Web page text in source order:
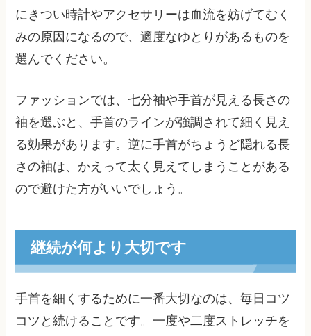
にきつい時計やアクセサリーは血流を妨げてむく
みの原因になるので、適度なゆとりがあるものを
選んでください。
ファッションでは、七分袖や手首が見える長さの
袖を選ぶと、手首のラインが強調されて細く見え
る効果があります。逆に手首がちょうど隠れる長
さの袖は、かえって太く見えてしまうことがある
ので避けた方がいいでしょう。
継続が何より大切です
手首を細くするために一番大切なのは、毎日コツ
コツと続けることです。一度や二度ストレッチを